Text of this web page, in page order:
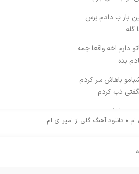
بار ب دادم برس
گِله
دارم اخه واقعا جمه
بده
باهاش سر کردم
تب کردم
هواخاتم هنوز
قلب درد پس ام » دانلود آهنگ گلی از امیر ای ام